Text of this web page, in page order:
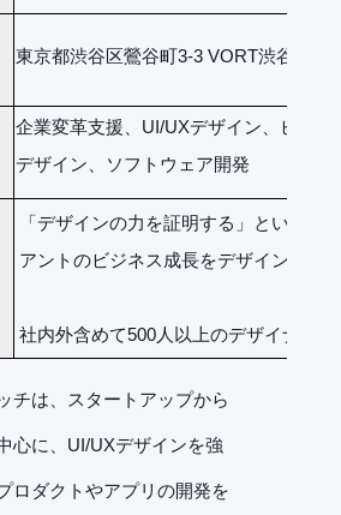
東京都渋谷区鶯谷町3-3 VORT渋谷
企業変革支援、UI/UXデザイン、ビジ
デザイン、ソフトウェア開発
「デザインの力を証明する」というミ
アントのビジネス成長をデザイン面か
社内外含めて500人以上のデザイナー
チは、スタートアップから
心に、UI/UXデザインを強
ロダクトやアプリの開発を